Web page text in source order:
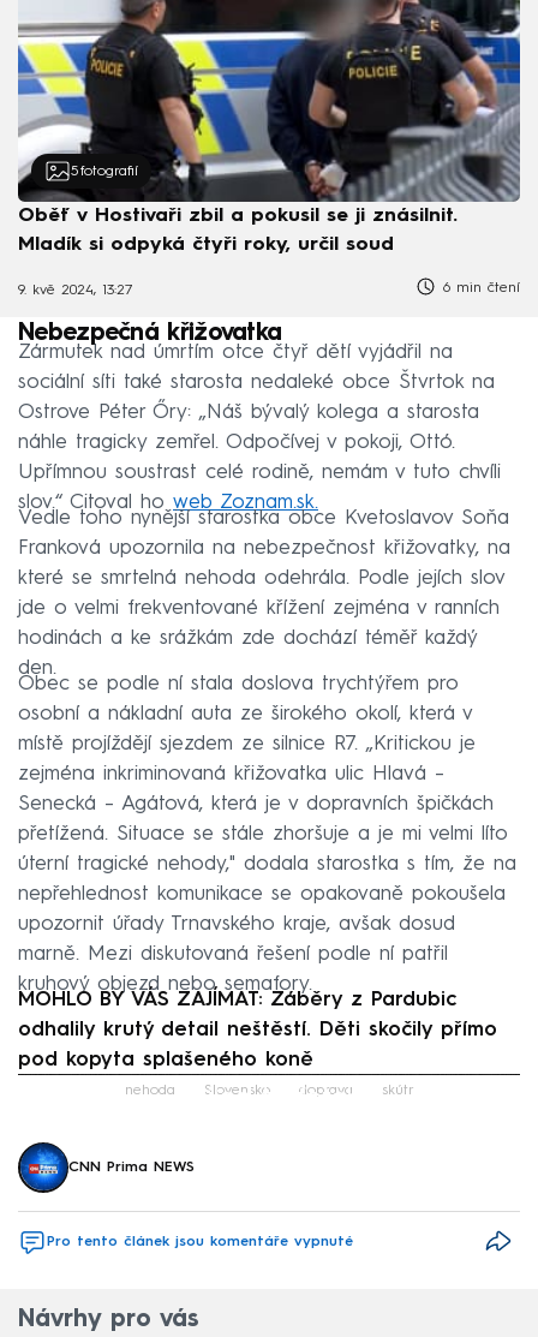
5 fotografií
Oběť v Hostivaři zbil a pokusil se ji znásilnit.
Mladík si odpyká čtyři roky, určil soud
9. kvě 2024, 13:27 6 min čtení
Nebezpečná křižovatka
Zármutek nad úmrtím otce čtyř dětí vyjádřil na
sociální síti také starosta nedaleké obce Štvrtok na
Ostrove Péter Őry: „Náš bývalý kolega a starosta
náhle tragicky zemřel. Odpočívej v pokoji, Ottó.
Upřímnou soustrast celé rodině, nemám v tuto chvíli
slov.“ Citoval ho web Zoznam.sk.
Vedle toho nynější starostka obce Kvetoslavov Soňa
Franková upozornila na nebezpečnost křižovatky, na
které se smrtelná nehoda odehrála. Podle jejích slov
jde o velmi frekventované křížení zejména v ranních
hodinách a ke srážkám zde dochází téměř každý
den.
Obec se podle ní stala doslova trychtýřem pro
osobní a nákladní auta ze širokého okolí, která v
místě projíždějí sjezdem ze silnice R7. „Kritickou je
zejména inkriminovaná křižovatka ulic Hlavá –
Senecká – Agátová, která je v dopravních špičkách
přetížená. Situace se stále zhoršuje a je mi velmi líto
úterní tragické nehody," dodala starostka s tím, že na
nepřehlednost komunikace se opakovaně pokoušela
upozornit úřady Trnavského kraje, avšak dosud
marně. Mezi diskutovaná řešení podle ní patřil
kruhový objezd nebo semafory.
MOHLO BY VÁS ZAJÍMAT: Záběry z Pardubic
odhalily krutý detail neštěstí. Děti skočily přímo
pod kopyta splašeného koně
Failed to fetch
nehoda Slovensko doprava skútr
CNN Prima NEWS
Pro tento článek jsou komentáře vypnuté
Návrhy pro vás